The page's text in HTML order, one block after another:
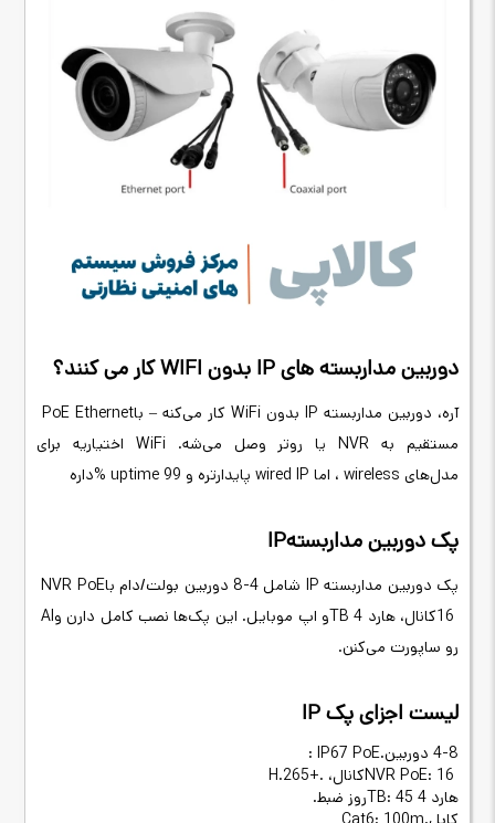
دوربین مداربسته هایIP بدونWIFIکار می کنند؟
آره، دوربین مداربستهIP بدون WiFi کار می‌کنه – باPoE Ethernet
مستقیم بهNVR یا روتر وصل می‌شه. WiFi
اختیاریه برای
مدل‌های wireless ، اماwired IP پایدارتره و 99 % uptimeداره
پک دوربین مداربستهIP
پک دوربین مداربستهIP شامل 4-8 دوربین بولت/دام با
NVR PoE
16کانال، هارد 4 TBو اپ موبایل. این پک‌ها نصب کامل دارن وAI
رو ساپورت می‌کنن.
لیست اجزای پکIP
4-8 دوربین: IP67 PoE.
NVR PoE: 16کانال، H.265+.
هارد 4
TB: 45روز ضبط.